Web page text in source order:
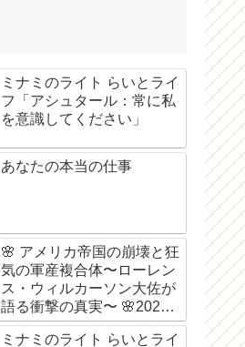
ミナミのライト らいとライ
フ「アシュタール：常に私
を意識してください」
あなたの本当の仕事
🌸 アメリカ帝国の崩壊と狂
気の軍産複合体〜ローレン
ス・ウィルカーソン大佐が
語る衝撃の真実〜 🌸2026
年8月6日
ミナミのライト らいとライ